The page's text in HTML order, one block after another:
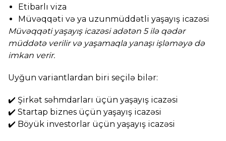
Etibarlı viza
Müvəqqəti və ya uzunmüddətli yaşayış icazəsi
Müvəqqəti yaşayış icazəsi adətən 5 ilə qədər
müddətə verilir və yaşamaqla yanaşı işləməyə də
imkan verir.
Uyğun variantlardan biri seçilə bilər:
✔️ Şirkət səhmdarları üçün yaşayış icazəsi
✔️ Startap biznes üçün yaşayış icazəsi
✔️ Böyük investorlar üçün yaşayış icazəsi